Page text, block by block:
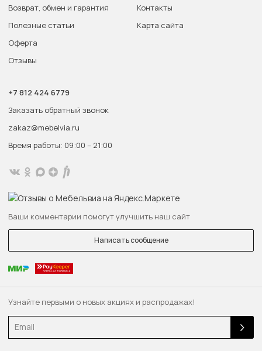
Узнайте первыми о новых акциях и распродажах!
Email
Возврат, обмен и гарантия
Полезные статьи
Оферта
Отзывы
Контакты
Карта сайта
+7 812 424 6779
Заказать обратный звонок
zakaz@mebelvia.ru
Время работы: 09:00 – 21:00
Ваши комментарии помогут улучшить наш сайт
Написать сообщение